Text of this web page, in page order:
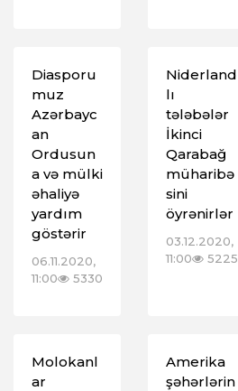
Diasporu
muz
Azərbayc
an
Ordusun
a və mülki
əhaliyə
yardım
göstərir
06.11.2020,
11:00
5330
Niderland
lı
tələbələr
İkinci
Qarabağ
müharibə
sini
öyrənirlər
03.12.2020,
11:00
5225
Molokanl
ar
Amerika
şəhərlərin